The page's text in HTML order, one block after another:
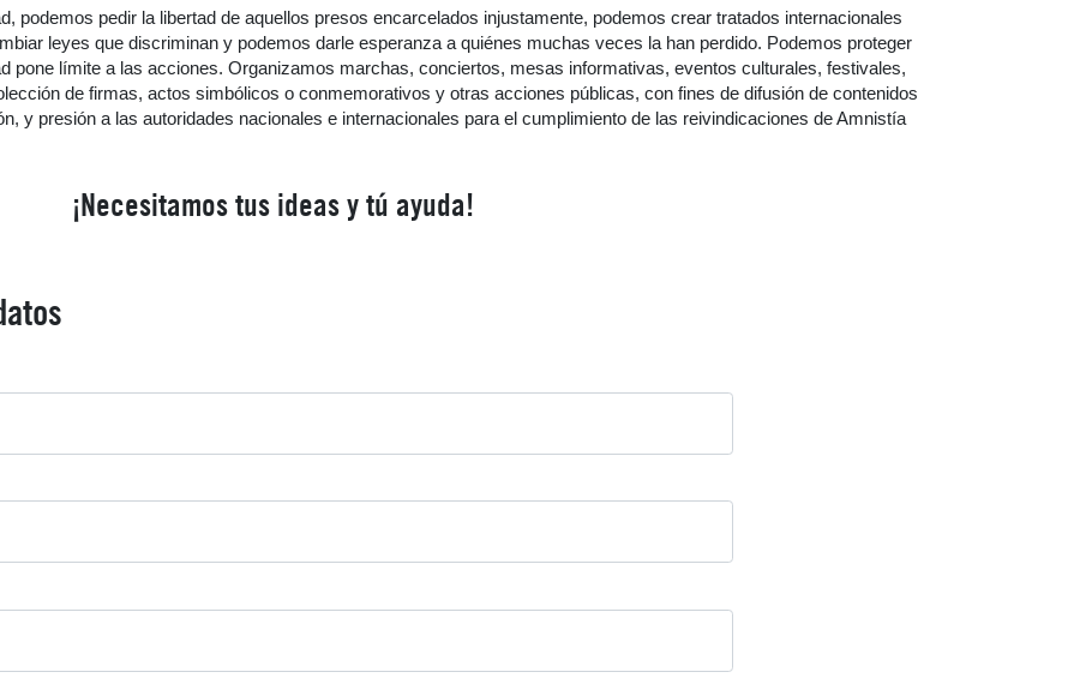
podemos pedir la libertad de aquellos presos encarcelados injustamente, podemos crear tratados internacionales
leyes que discriminan y podemos darle esperanza a quiénes muchas veces la han perdido. Podemos proteger
pone límite a las acciones. Organizamos marchas, conciertos, mesas informativas, eventos culturales, festivales,
de firmas, actos simbólicos o conmemorativos y otras acciones públicas, con fines de difusión de contenidos
y presión a las autoridades nacionales e internacionales para el cumplimiento de las reivindicaciones de Amnistía
¡Necesitamos tus ideas y tú ayuda!